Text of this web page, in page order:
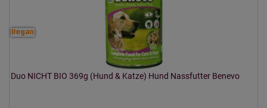
Duo NICHT BIO 369g (Hund & Katze) Hund Nassfutter Benevo